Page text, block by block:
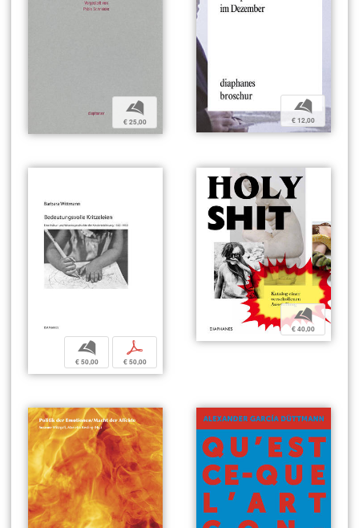
b
€ 25,00
b
€ 12,00
b
€ 50,00
p
€ 50,00
b
€ 40,00